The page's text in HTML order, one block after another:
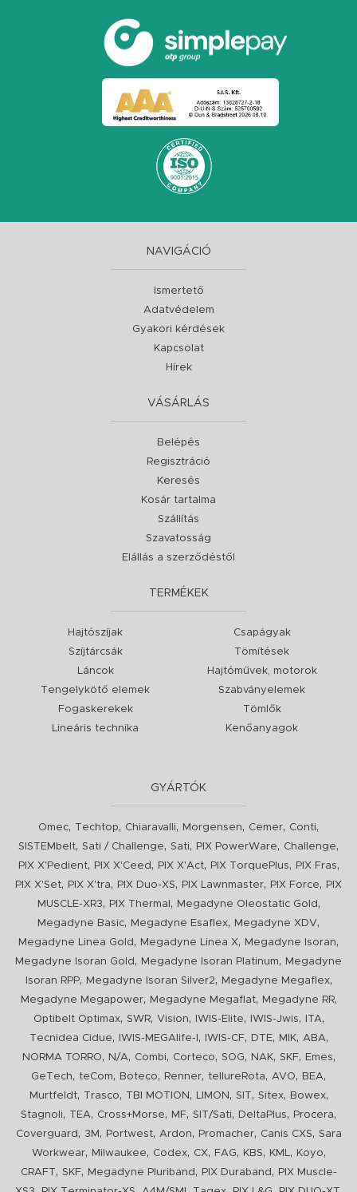
NAVIGÁCIÓ
Ismertető
Adatvédelem
Gyakori kérdések
Kapcsolat
Hírek
VÁSÁRLÁS
Belépés
Regisztráció
Keresés
Kosár tartalma
Szállítás
Szavatosság
Elállás a szerződéstől
TERMÉKEK
Hajtószíjak
Szíjtárcsák
Láncok
Tengelykötő elemek
Fogaskerekek
Lineáris technika
Csapágyak
Tömítések
Hajtóművek, motorok
Szabványelemek
Tömlők
Kenőanyagok
GYÁRTÓK
Omec, Techtop, Chiaravalli, Morgensen, Cemer, Conti,
SISTEMbelt, Sati / Challenge, Sati, PIX PowerWare, Challenge,
PIX X'Pedient, PIX X'Ceed , PIX X'Act, PIX TorquePlus, PIX Fras,
PIX X'Set, PIX X'tra, PIX Duo-XS, PIX Lawnmaster, PIX Force,
PIX
MUSCLE-XR3, PIX Thermal , Megadyne Oleostatic Gold ,
Megadyne Basic, Megadyne Esaflex, Megadyne XDV,
Megadyne Linea Gold , Megadyne Linea X, Megadyne Isoran,
Megadyne Isoran Gold , Megadyne Isoran Platinum,
Megadyne
Isoran RPP, Megadyne Isoran Silver2, Megadyne Megaflex,
Megadyne Megapower, Megadyne Megaflat, Megadyne RR,
Optibelt Optimax, SWR, Vision, IWIS-Elite, IWIS-Jwis, ITA,
Tecnidea Cidue, IWIS-MEGAlife-I , IWIS-CF, DTE, MIK, ABA,
NORMA TORRO, N/A, Combi, Corteco, SOG, NAK, SKF, Emes,
GeTech, teCom, Boteco, Renner, tellureRota, AVO, BEA,
Murtfeldt, Trasco, TBI MOTION , LIMON , SIT, Sitex, Bowex,
Stagnoli, TEA, Cross+Morse, MF, SIT/Sati, DeltaPlus, Procera,
Coverguard , 3M , Portwest, Ardon, Promacher, Canis CXS, Sara
Workwear, Milwaukee, Codex, CX, FAG, KBS, KML, Koyo,
CRAFT, SKF, Megadyne Pluriband , PIX Duraband ,
PIX Muscle-